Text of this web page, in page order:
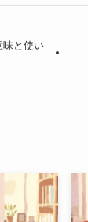
味と使い